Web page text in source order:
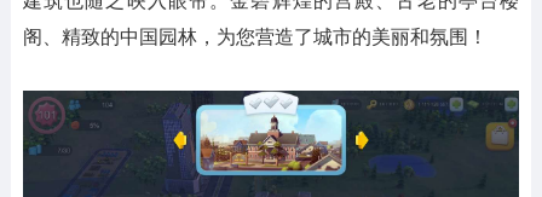
阁、精致的中国园林，为您营造了城市的美丽和氛围！